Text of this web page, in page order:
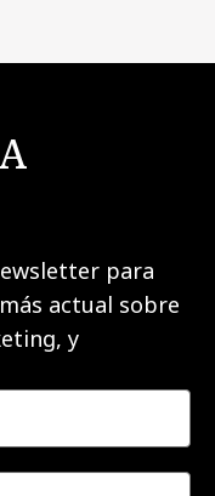
para
actual sobre
y